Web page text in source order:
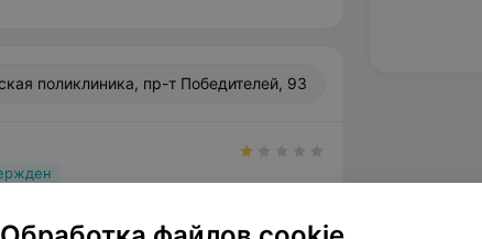
поликлиника, пр-т Победителей, 93
к новорожденному, на 4 сутки
взяла бахилы, сказала ,